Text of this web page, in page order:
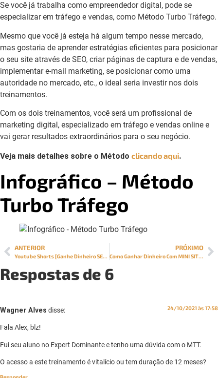
Se você já trabalha como empreendedor digital, pode se
especializar em tráfego e vendas, como Método Turbo Tráfego.
Mesmo que você já esteja há algum tempo nesse mercado,
mas gostaria de aprender estratégias eficientes para posicionar
o seu site através de SEO, criar páginas de captura e de vendas,
implementar e-mail marketing, se posicionar como uma
autoridade no mercado, etc., o ideal seria investir nos dois
treinamentos.
Com os dois treinamentos, você será um profissional de
marketing digital, especializado em tráfego e vendas online e
vai gerar resultados extraordinários para o seu negócio.
Veja mais detalhes sobre o Método clicando aqui.
Infográfico – Método
Turbo Tráfego
ANTERIOR
Youtube Shorts [Ganhe Dinheiro SEM TER INSCRITOS e sem aparecer]
PRÓXIMO
Como Ganhar Dinheiro Com MINI SITES [06 Passos]
Respostas de 6
Wagner Alves disse: 24/10/2021 às 17:58
Fala Alex, blz!
Fui seu aluno no Expert Dominante e tenho uma dúvida com o MTT.
O acesso a este treinamento é vitalício ou tem duração de 12 meses?